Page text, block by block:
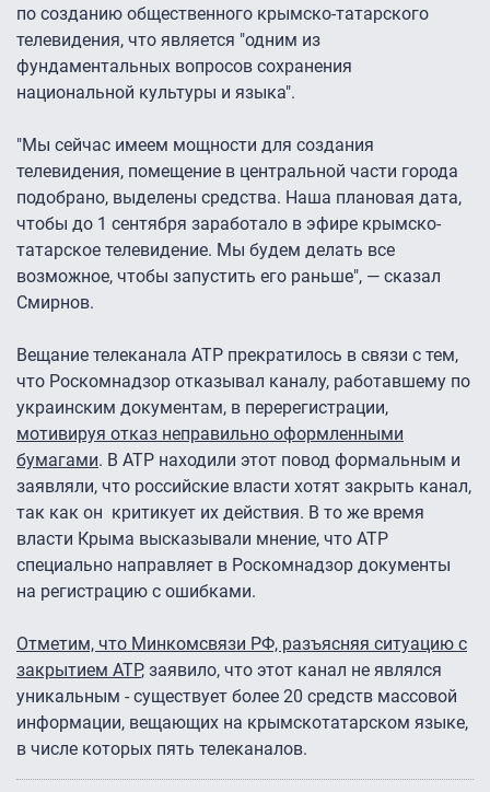
по созданию общественного крымско-татарского
телевидения, что является "одним из
фундаментальных вопросов сохранения
национальной культуры и языка".
"Мы сейчас имеем мощности для создания
телевидения, помещение в центральной части города
подобрано, выделены средства. Наша плановая дата,
чтобы до 1 сентября заработало в эфире крымско-
татарское телевидение. Мы будем делать все
возможное, чтобы запустить его раньше", — сказал
Смирнов.
Вещание телеканала АТР прекратилось в связи с тем,
что Роскомнадзор отказывал каналу, работавшему по
украинским документам, в перерегистрации,
мотивируя отказ неправильно оформленными
бумагами. В АТР находили этот повод формальным и
заявляли, что российские власти хотят закрыть канал,
так как он критикует их действия. В то же время
власти Крыма высказывали мнение, что АТР
специально направляет в Роскомнадзор документы
на регистрацию с ошибками.
Отметим, что Минкомсвязи РФ, разъясняя ситуацию с
закрытием АТР, заявило, что этот канал не являлся
уникальным - существует более 20 средств массовой
информации, вещающих на крымскотатарском языке,
в числе которых пять телеканалов.